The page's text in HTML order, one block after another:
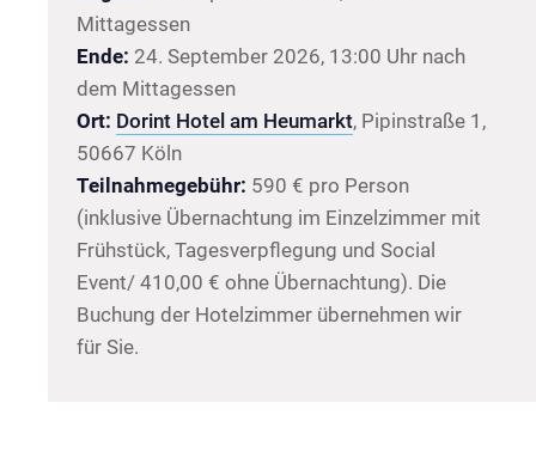
Mittagessen
Ende: 24. September 2026, 13:00 Uhr nach
dem Mittagessen
Ort: Dorint Hotel am Heumarkt, Pipinstraße 1,
50667 Köln
Teilnahmegebühr: 590 € pro Person
(inklusive Übernachtung im Einzelzimmer mit
Frühstück, Tagesverpflegung und Social
Event/ 410,00 € ohne Übernachtung). Die
Buchung der Hotelzimmer übernehmen wir
für Sie.